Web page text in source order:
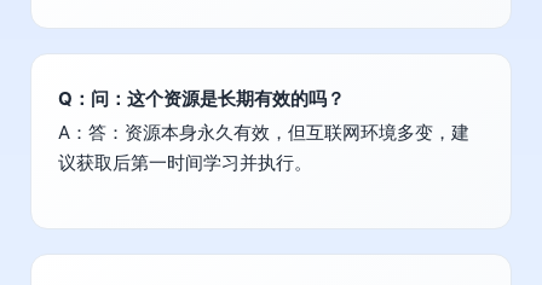
Q：问：这个资源是长期有效的吗？
A：答：资源本身永久有效，但互联网环境多变，建
议获取后第一时间学习并执行。